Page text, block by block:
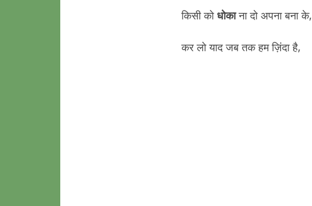
किसी कोधोकाना दो अपना बना के,
कर लो याद जब तक हम ज़िंदा है,